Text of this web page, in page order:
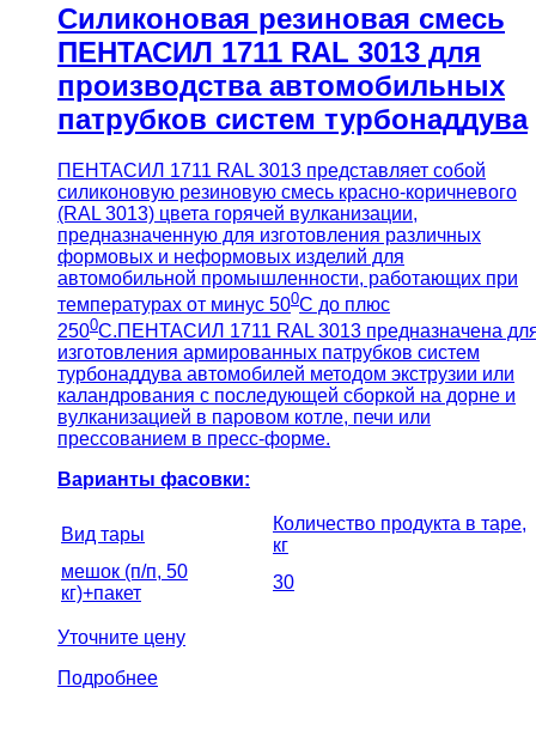
Силиконовая резиновая смесь
ПЕНТАСИЛ 1711 RAL 3013 для
производства автомобильных
патрубков систем турбонаддува
ПЕНТАСИЛ 1711 RAL 3013 представляет собой
силиконовую резиновую смесь красно-коричневого
(RAL 3013) цвета горячей вулканизации,
предназначенную для изготовления различных
формовых и неформовых изделий для
автомобильной промышленности, работающих при
температурах от минус 500С до плюс
2500С.ПЕНТАСИЛ 1711 RAL 3013 предназначена
изготовления армированных патрубков систем
турбонаддува автомобилей методом экструзии или
каландрования с последующей сборкой на дорне и
вулканизацией в паровом котле, печи или
прессованием в пресс-форме.
Варианты фасовки:
Вид тары
Количество продукта в таре,
кг
мешок (п/п, 50
кг)+пакет
30
Уточните цену
Подробнее